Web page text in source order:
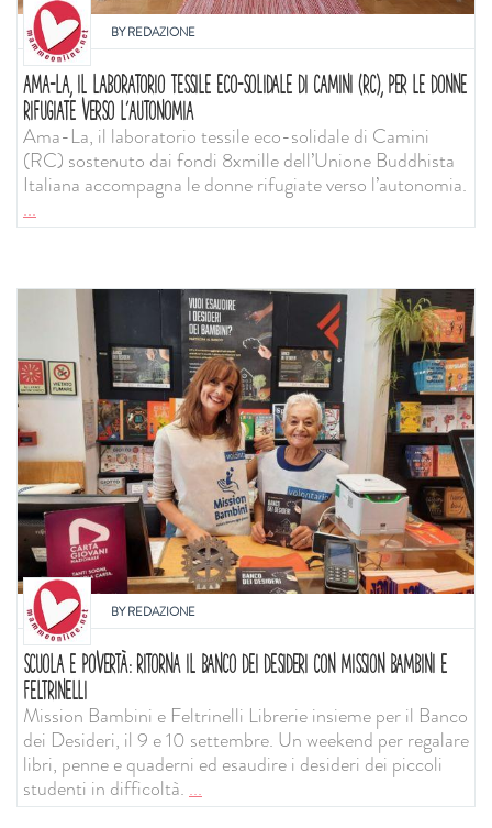
BYREDAZIONE
AMA-LA, IL LABORATORIO TESSILE ECO-SOLIDALE DI CAMINI (RC), PER LE DONNE
RIFUGIATE VERSO L’AUTONOMIA
Ama-La, il laboratorio tessile eco-solidale di Camini
(RC) sostenuto dai fondi 8xmille dell’Unione Buddhista
Italiana accompagna le donne rifugiate verso l’autonomia.
...
BYREDAZIONE
SCUOLA E POVERTÀ: RITORNA IL BANCO DEI DESIDERI CON MISSION BAMBINI E
FELTRINELLI
Mission Bambini e Feltrinelli Librerie insieme per il Banco
dei Desideri, il 9 e 10 settembre. Un weekend per regalare
libri, penne e quaderni ed esaudire i desideri dei piccoli
studenti in difficoltà....